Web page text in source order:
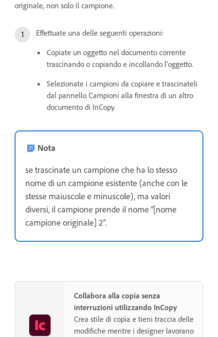
originale, non solo il campione.
Effettuate una delle seguenti operazioni:
Copiate un oggetto nel documento corrente
trascinando o copiando e incollando l’oggetto.
Selezionate i campioni da copiare e trascinateli
dal pannello Campioni alla finestra di un altro
documento di InCopy.
Nota
se trascinate un campione che ha lo stesso
nome di un campione esistente (anche con le
stesse maiuscole e minuscole), ma valori
diversi, il campione prende il nome “[nome
campione originale] 2”.
Collabora alla copia senza
interruzioni utilizzando InCopy
Crea stile di copia e tieni traccia delle
modifiche mentre i designer lavorano